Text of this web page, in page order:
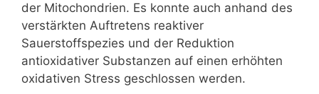
der Mitochondrien. Es konnte auch anhand des
verstärkten Auftretens reaktiver
Sauerstoffspezies und der Reduktion
antioxidativer Substanzen auf einen erhöhten
oxidativen Stress geschlossen werden.